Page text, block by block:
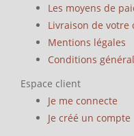
Les moyens de
Livraison de votre
Mentions légales
Conditions
Espace client
Je me connecte
Je créé un compte